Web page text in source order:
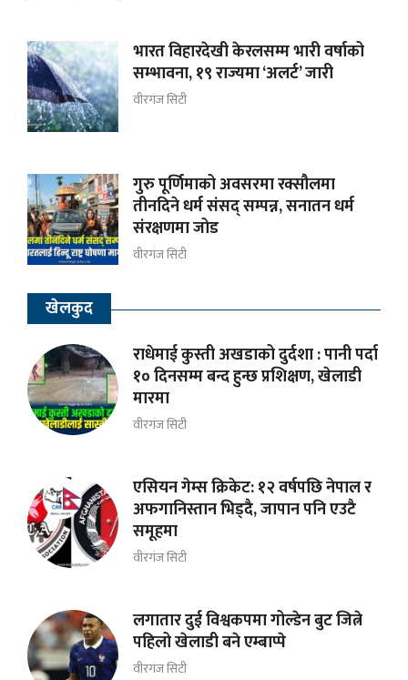
भारत विहारदेखी केरलसम्म भारी वर्षाको
सम्भावना, १९ राज्यमा ‘अलर्ट’ जारी
वीरगंज सिटी
गुरु पूर्णिमाको अवसरमा रक्सौलमा
तीनदिने धर्म संसद् सम्पन्न, सनातन धर्म
संरक्षणमा जोड
वीरगंज सिटी
खेलकुद
राधेमाई कुस्ती अखडाको दुर्दशा : पानी पर्दा
१० दिनसम्म बन्द हुन्छ प्रशिक्षण, खेलाडी
मारमा
वीरगंज सिटी
एसियन गेम्स क्रिकेट: १२ वर्षपछि नेपाल र
अफगानिस्तान भिड्दै, जापान पनि एउटै
समूहमा
वीरगंज सिटी
लगातार दुई विश्वकपमा गोल्डेन बुट जित्ने
पहिलो खेलाडी बने एम्बाप्पे
वीरगंज सिटी